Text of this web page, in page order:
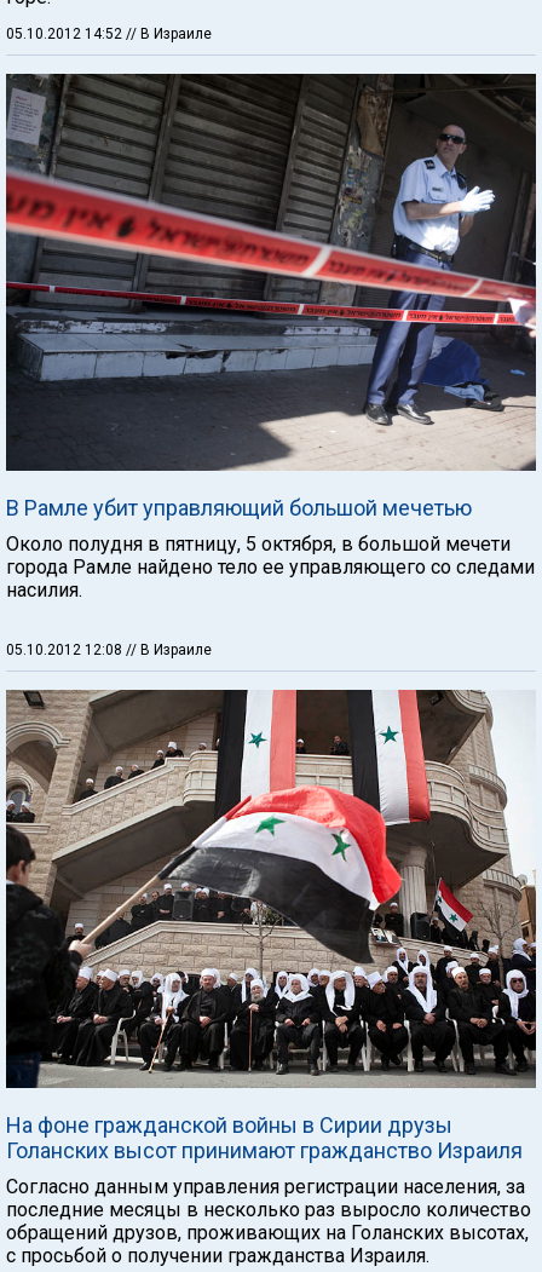
05.10.2012 14:52 // В Израиле
В Рамле убит управляющий большой мечетью
Около полудня в пятницу, 5 октября, в большой мечети
города Рамле найдено тело ее управляющего со следами
насилия.
05.10.2012 12:08 // В Израиле
На фоне гражданской войны в Сирии друзы
Голанских высот принимают гражданство Израиля
Согласно данным управления регистрации населения, за
последние месяцы в несколько раз выросло количество
обращений друзов, проживающих на Голанских высотах,
с просьбой о получении гражданства Израиля.